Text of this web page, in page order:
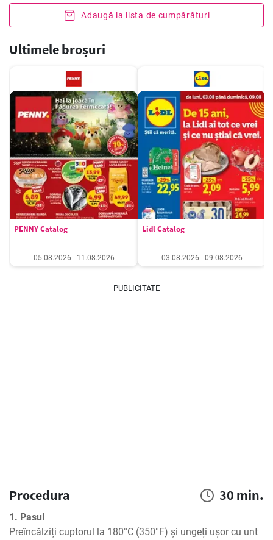
Adaugă la lista de cumpărături
Ultimele broșuri
PENNY Catalog
05.08.2026 - 11.08.2026
Lidl Catalog
03.08.2026 - 09.08.2026
PUBLICITATE
Procedura 30 min.
1. Pasul
Preîncălziți cuptorul la 180°C (350°F) și ungeți ușor cu unt